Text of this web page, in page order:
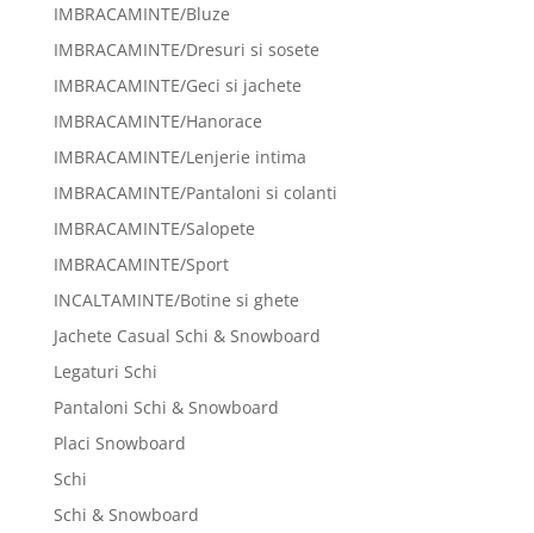
IMBRACAMINTE/Bluze
IMBRACAMINTE/Dresuri si sosete
IMBRACAMINTE/Geci si jachete
IMBRACAMINTE/Hanorace
IMBRACAMINTE/Lenjerie intima
IMBRACAMINTE/Pantaloni si colanti
IMBRACAMINTE/Salopete
IMBRACAMINTE/Sport
INCALTAMINTE/Botine si ghete
Jachete Casual Schi & Snowboard
Legaturi Schi
Pantaloni Schi & Snowboard
Placi Snowboard
Schi
Schi & Snowboard